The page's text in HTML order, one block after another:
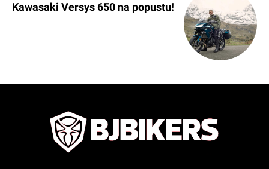
Kawasaki Versys 650 na popustu!